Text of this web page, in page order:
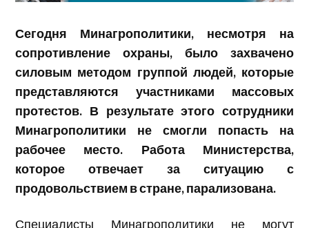
Сегодня Минагрополитики, несмотря на
сопротивление охраны, было захвачено
силовым методом группой людей, которые
представляются участниками массовых
протестов. В результате этого сотрудники
Минагрополитики не смогли попасть на
рабочее место. Работа Министерства,
которое отвечает за ситуацию с
продовольствием в стране, парализована.
Специалисты Минагрополитики не могут